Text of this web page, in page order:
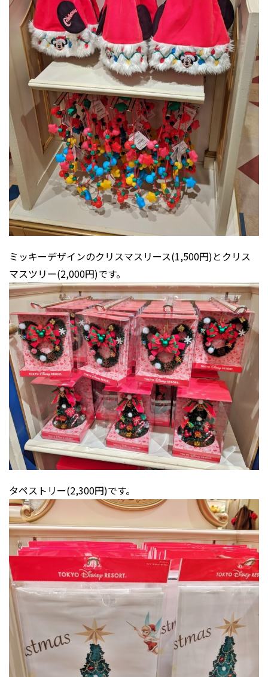
ミッキーデザインのクリスマスリース(1,500円)とクリス
マスツリー(2,000円)です。
タペストリー(2,300円)です。